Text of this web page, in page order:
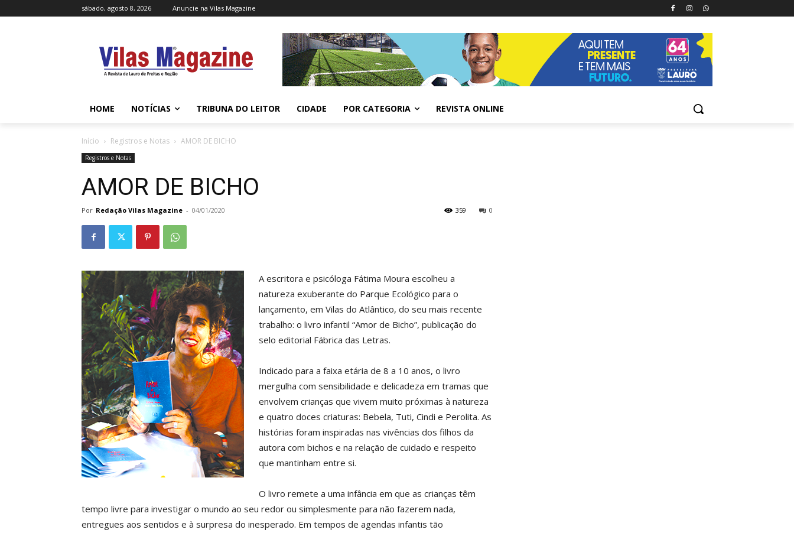
sábado, agosto 8, 2026 Anuncie na Vilas Magazine
HOME NOTÍCIAS TRIBUNA DO LEITOR CIDADE POR CATEGORIA REVISTA ONLINE
Início Registros e Notas AMOR DE BICHO
Registros e Notas
AMOR DE BICHO
Por Redação Vilas Magazine - 04/01/2020 0
359
A escritora e psicóloga Fátima Moura escolheu a
natureza exuberante do Parque Ecológico para o
lançamento, em Vilas do Atlântico, do seu mais recente
trabalho: o livro infantil “Amor de Bicho”, publicação do
selo editorial Fábrica das Letras.
Indicado para a faixa etária de 8 a 10 anos, o livro
mergulha com sensibilidade e delicadeza em tramas que
envolvem crianças que vivem muito próximas à natureza
e quatro doces criaturas: Bebela, Tuti, Cindi e Perolita. As
histórias foram inspiradas nas vivências dos filhos da
autora com bichos e na relação de cuidado e respeito
que mantinham entre si.
O livro remete a uma infância em que as crianças têm
tempo livre para investigar o mundo ao seu redor ou simplesmente para não fazerem nada,
entregues aos sentidos e à surpresa do inesperado. Em tempos de agendas infantis tão